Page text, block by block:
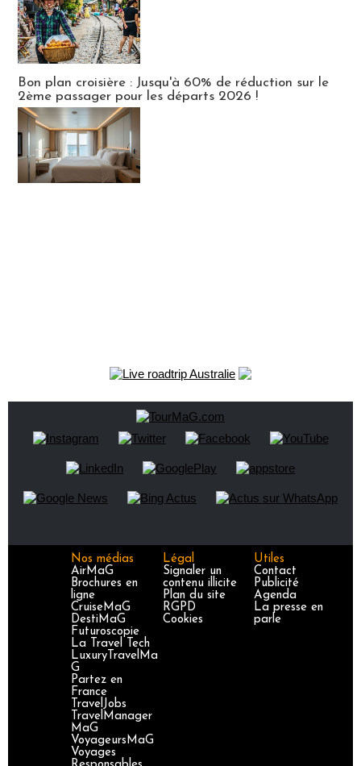
Bon plan croisière : Jusqu'à 60% de réduction sur le
2ème passager pour les départs 2026 !
Nos médias
AirMaG
Brochures en
ligne
CruiseMaG
DestiMaG
Futuroscopie
La Travel Tech
LuxuryTravelMa
G
Partez en
France
TravelJobs
TravelManager
MaG
VoyageursMaG
Voyages
Légal
Signaler un
contenu illicite
Plan du site
RGPD
Cookies
Utiles
Contact
Publicité
Agenda
La presse en
parle